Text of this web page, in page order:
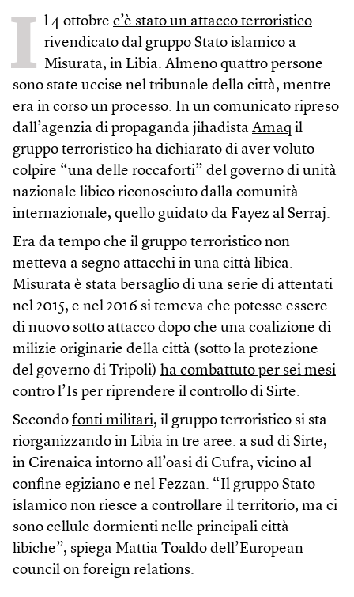
I l 4 ottobre c’è stato un attacco terroristico
rivendicato dal gruppo Stato islamico a
Misurata, in Libia. Almeno quattro persone
sono state uccise nel tribunale della città, mentre
era in corso un processo. In un comunicato ripreso
dall’agenzia di propaganda jihadista Amaq il
gruppo terroristico ha dichiarato di aver voluto
colpire “una delle roccaforti” del governo di unità
nazionale libico riconosciuto dalla comunità
internazionale, quello guidato da Fayez al Serraj.
Era da tempo che il gruppo terroristico non
metteva a segno attacchi in una città libica.
Misurata è stata bersaglio di una serie di attentati
nel 2015, e nel 2016 si temeva che potesse essere
di nuovo sotto attacco dopo che una coalizione di
milizie originarie della città (sotto la protezione
del governo di Tripoli) ha combattuto per sei mesi
contro l’Is per riprendere il controllo di Sirte.
Secondo fonti militari, il gruppo terroristico si sta
riorganizzando in Libia in tre aree: a sud di Sirte,
in Cirenaica intorno all’oasi di Cufra, vicino al
confine egiziano e nel Fezzan. “Il gruppo Stato
islamico non riesce a controllare il territorio, ma ci
sono cellule dormienti nelle principali città
libiche”, spiega Mattia Toaldo dell’European
council on foreign relations.